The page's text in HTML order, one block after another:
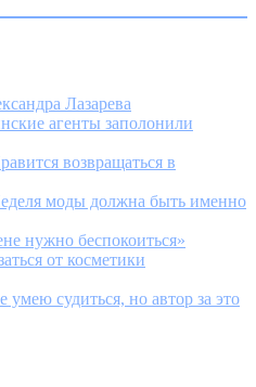
Лазарева
агенты заполонили
возвращаться в
моды должна быть именно
нужно беспокоиться»
от косметики
судиться, но автор за это